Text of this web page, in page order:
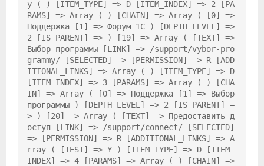
y ( ) [ITEM_TYPE] => D [ITEM_INDEX] => 2 [PA
RAMS] => Array ( ) [CHAIN] => Array ( [0] =>
Поддержка [1] => Форум 1С ) [DEPTH_LEVEL] =>
2 [IS_PARENT] => ) [19] => Array ( [TEXT] =>
Выбор программы [LINK] => /support/vybor-pro
grammy/ [SELECTED] => [PERMISSION] => R [ADD
ITIONAL_LINKS] => Array ( ) [ITEM_TYPE] => D
[ITEM_INDEX] => 3 [PARAMS] => Array ( ) [CHA
IN] => Array ( [0] => Поддержка [1] => Выбор
программы ) [DEPTH_LEVEL] => 2 [IS_PARENT] =
> ) [20] => Array ( [TEXT] => Предоставить д
оступ [LINK] => /support/connect/ [SELECTED]
=> [PERMISSION] => R [ADDITIONAL_LINKS] => A
rray ( [TEST] => Y ) [ITEM_TYPE] => D [ITEM_
INDEX] => 4 [PARAMS] => Array ( ) [CHAIN] =>